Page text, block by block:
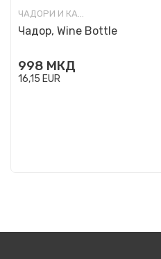
ЧАДОРИ И КАБАНИЦИ
Чадор, Wine Bottle
998 МКД
16,15 EUR